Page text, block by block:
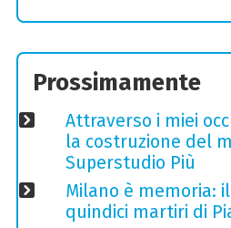
Prossimamente
Attraverso i miei
la costruzione del
Superstudio Più
Milano è memoria:
quindici martiri di